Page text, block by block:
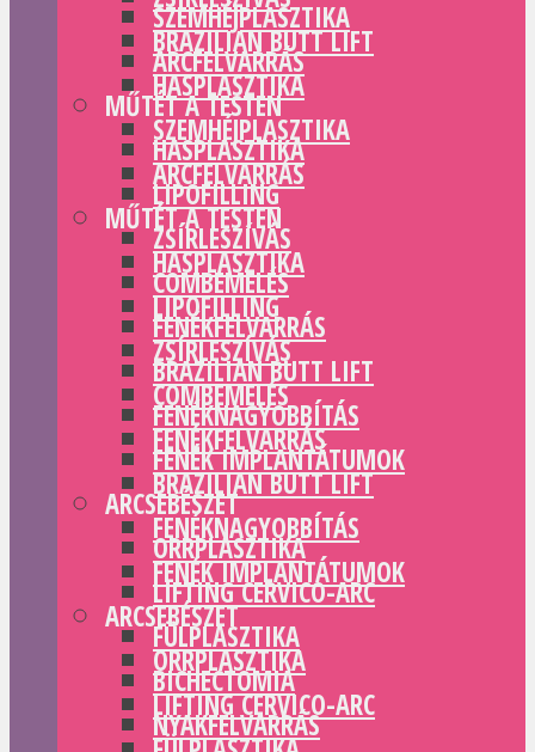
SZEMHÉJPLASZTIKA
ARCFELVARRÁS
MŰTÉT A TESTEN
HASPLASZTIKA
LIPOFILLING
ZSÍRLESZÍVÁS
COMBEMELÉS
FENÉKFELVARRÁS
BRAZILIAN BUTT LIFT
FENÉKNAGYOBBÍTÁS
FENÉK IMPLANTÁTUMOK
ARCSEBÉSZET
ORRPLASZTIKA
LIFTING CERVICO-ARC
FÜLPLASZTIKA
BICHECTOMIA
NYAKFELVARRÁS
BRAZILIAN BUTT LIFT
HASPLASZTIKA
SZEMHÉJPLASZTIKA
ARCFELVARRÁS
MŰTÉT A TESTEN
HASPLASZTIKA
LIPOFILLING
ZSÍRLESZÍVÁS
COMBEMELÉS
FENÉKFELVARRÁS
BRAZILIAN BUTT LIFT
FENÉKNAGYOBBÍTÁS
FENÉK IMPLANTÁTUMOK
ARCSEBÉSZET
ORRPLASZTIKA
LIFTING CERVICO-ARC